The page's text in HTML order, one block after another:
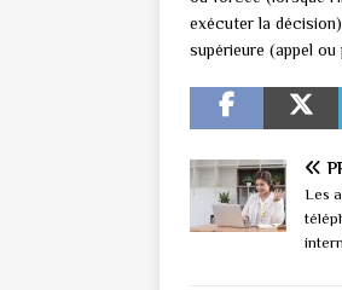
exécuter la
supérieure (appel
Les